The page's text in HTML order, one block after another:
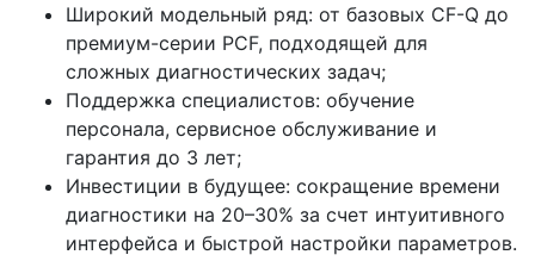
Широкий модельный ряд: от базовых CF-Q до
премиум-серии PCF, подходящей для
сложных диагностических задач;
Поддержка специалистов: обучение
персонала, сервисное обслуживание и
гарантия до 3 лет;
Инвестиции в будущее: сокращение времени
диагностики на 20–30% за счет интуитивного
интерфейса и быстрой настройки параметров.